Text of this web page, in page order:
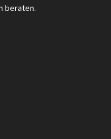
beraten.